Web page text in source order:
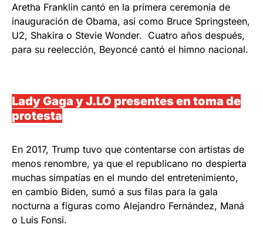
Aretha Franklin cantó en la primera ceremonia de
inauguración de Obama, así como Bruce Springsteen,
U2, Shakira o Stevie Wonder. Cuatro años después,
para su reelección, Beyoncé cantó el himno nacional.
Lady Gaga y J.LO presentes en toma de
protesta
En 2017, Trump tuvo que contentarse con artistas de
menos renombre, ya que el republicano no despierta
muchas simpatías en el mundo del entretenimiento,
en cambio Biden, sumó a sus filas para la gala
nocturna a figuras como Alejandro Fernández, Maná
o Luis Fonsi.